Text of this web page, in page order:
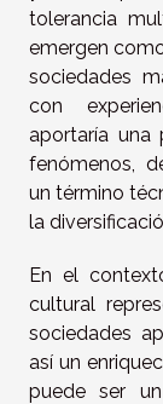
tolerancia
emergen
sociedades
con
aportaría una
fenómenos,
un término
la
En el
cultural
sociedades
así un
puede ser